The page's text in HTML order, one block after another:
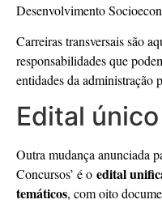
Desenvolvimento
Carreiras transversais são
responsabilidades que
entidades da administração
Edital único
Outra mudança anunciada
Concursos’ é o edital
temáticos, com oito